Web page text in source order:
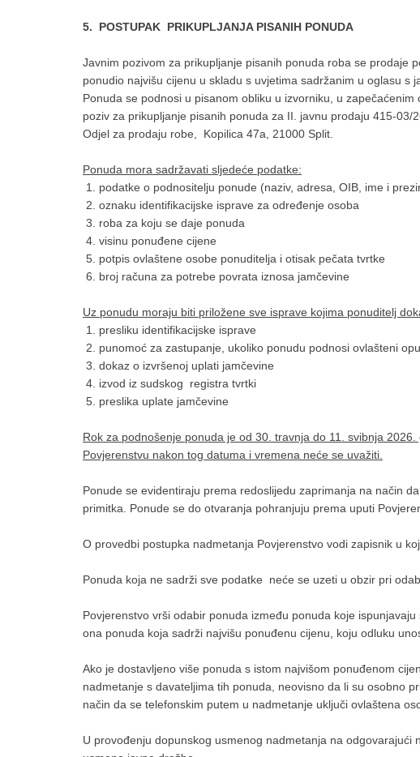
5. POSTUPAK PRIKUPLJANJA PISANIH PONUDA
Javnim pozivom za prikupljanje pisanih ponuda roba se prodaje
ponudio najvišu cijenu u skladu s uvjetima sadržanim u oglasu s
Ponuda se podnosi u pisanom obliku u izvorniku, u
poziv za prikupljanje pisanih ponuda za II. javnu prodaju 415-03/
Odjel za prodaju robe, Kopilica 47a, 21000 Split.
Ponuda mora sadržavati sljedeće podatke:
1. podatke o podnositelju ponude (naziv, adresa, OIB, ime i
2. oznaku identifikacijske isprave za određenje osoba
3. roba za koju se daje ponuda
4. visinu ponuđene cijene
5. potpis ovlaštene osobe ponuditelja i otisak pečata tvrtke
6. broj računa za potrebe povrata iznosa jamčevine
Uz ponudu moraju biti priložene sve isprave kojima ponuditelj
1. presliku identifikacijske isprave
2. punomoć za zastupanje, ukoliko ponudu podnosi ovlašteni
3. dokaz o izvršenoj uplati jamčevine
4. izvod iz sudskog registra tvrtki
5. preslika uplate jamčevine
Rok za podnošenje ponuda je od 30. travnja do 11. svibnja
Povjerenstvu nakon tog datuma i vremena neće se uvažiti.
Ponude se evidentiraju prema redoslijedu zaprimanja na način
primitka. Ponude se do otvaranja pohranjuju prema uputi
O provedbi postupka nadmetanja Povjerenstvo vodi zapisnik u
Ponuda koja ne sadrži sve podatke neće se uzeti u obzir pri
Povjerenstvo vrši odabir ponuda između ponuda koje
ona ponuda koja sadrži najvišu ponuđenu cijenu, koju odluku
Ako je dostavljeno više ponuda s istom najvišom ponuđenom
nadmetanje s davateljima tih ponuda, neovisno da li su osobno
način da se telefonskim putem u nadmetanje uključi ovlaštena
U provođenju dopunskog usmenog nadmetanja na